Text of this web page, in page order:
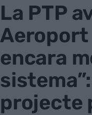
La PTP
Aeroport
encara
projecte